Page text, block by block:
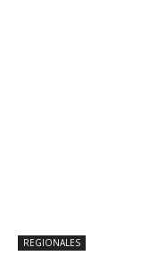
REGIONALES